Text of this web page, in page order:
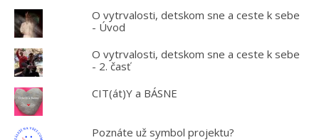
O vytrvalosti, detskom sne a ceste k sebe
- Úvod
O vytrvalosti, detskom sne a ceste k sebe
- 2. časť
CIT(át)Y a BÁSNE
Poznáte už symbol projektu?